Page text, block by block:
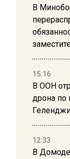
В
15:16
В ООН
дрона по
12:33
В